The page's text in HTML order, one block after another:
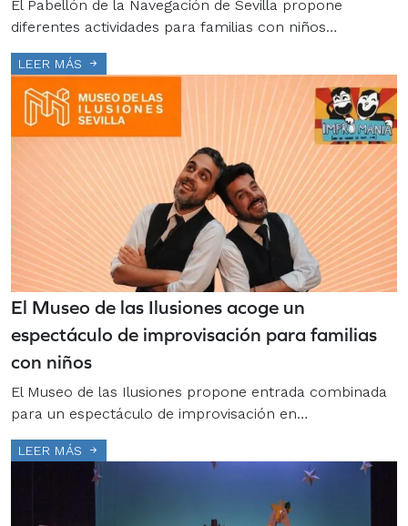
El Pabellón de la Navegación de Sevilla propone
diferentes actividades para familias con niños…
LEER MÁS
El Museo de las Ilusiones acoge un
espectáculo de improvisación para familias
con niños
El Museo de las Ilusiones propone entrada combinada
para un espectáculo de improvisación en…
LEER MÁS